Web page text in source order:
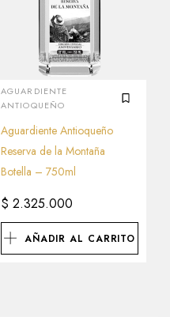
AGUARDIENTE
ANTIOQUEÑO
Aguardiente Antioqueño
Reserva de la Montaña
Botella – 750ml
$ 2.325.000
AÑADIR AL CARRITO